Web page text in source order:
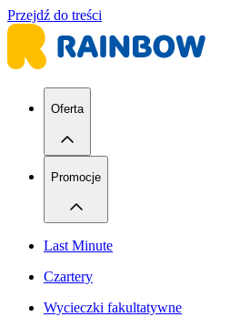
Przejdź do treści
Oferta
Promocje
Last Minute
Czartery
Wycieczki fakultatywne